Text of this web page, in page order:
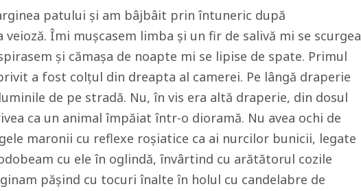
patului și am bâjbâit prin întuneric după
Îmi mușcasem limba și un fir de salivă mi se scurgea
și cămașa de noapte mi se lipise de spate. Primul
a fost colțul din dreapta al camerei. Pe lângă draperie
de pe stradă. Nu, în vis era altă draperie, din dosul
ca un animal împăiat într-o dioramă. Nu avea ochi de
maronii cu reflexe roșiatice ca ai nurcilor bunicii, legate
cu ele în oglindă, învârtind cu arătătorul cozile
pășind cu tocuri înalte în holul cu candelabre de